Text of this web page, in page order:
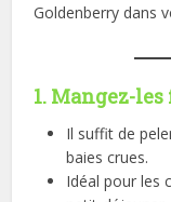
Goldenberry dans
1. Mangez-
Il suffit de
baies crues.
Idéal pour les